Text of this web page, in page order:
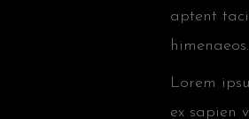
aptent
himenaeos.
Lorem
ex sapien